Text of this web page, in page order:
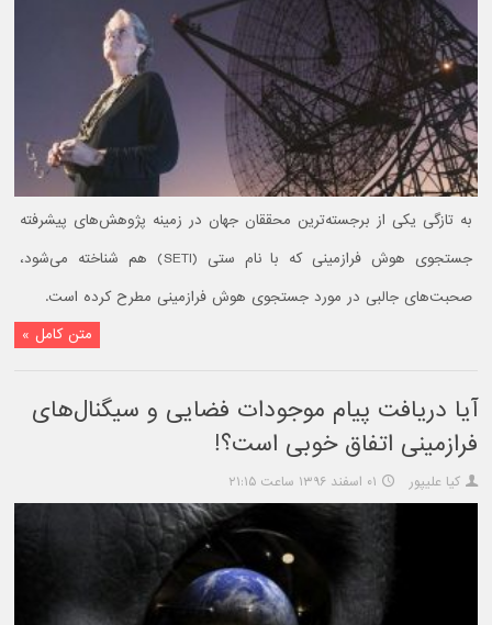
به تازگی یکی از برجسته‌ترین محققان جهان در زمینه پژوهش‌های پیشرفته
جستجوی هوش فرازمینی که با نام ستی (SETI) هم شناخته می‌شود،
صحبت‌های جالبی در مورد جستجوی هوش فرازمینی مطرح کرده است.
متن کامل »
آیا دریافت پیام موجودات فضایی و سیگنال‌های
فرازمینی اتفاق خوبی است؟!
کیا علیپور ۰۱ اسفند ۱۳۹۶ ساعت ۲۱:۱۵